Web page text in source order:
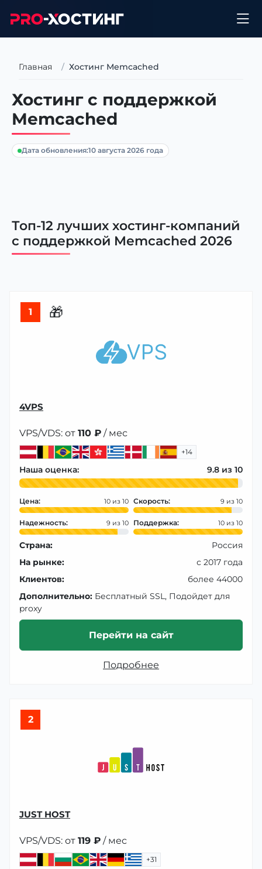
Главная Хостинг Memcached
Хостинг с поддержкой
Memcached
Дата обновления:10 августа 2026 года
Топ-12 лучших хостинг-компаний
с поддержкой Memcached 2026
1 🎁
4VPS
VPS/VDS: от 110 ₽ / мес
+14
Наша оценка: 9.8
Цена: 10 Скорость: 9
Надежность: 9 Поддержка: 10
Страна:
Россия
На рынке:
с 2017 года
Клиентов:
более 44000
Дополнительно: Бесплатный SSL, Подойдет для
proxy
Перейти на сайт
Подробнее
2
JUST HOST
VPS/VDS: от 119 ₽ / мес
+31